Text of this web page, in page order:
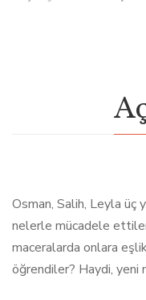
Osman, Salih, Leyla üç
nelerle mücadele
maceralarda onlara
öğrendiler? Haydi, yeni